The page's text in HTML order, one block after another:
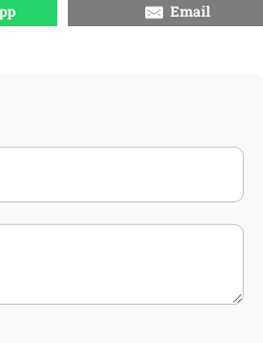
Email